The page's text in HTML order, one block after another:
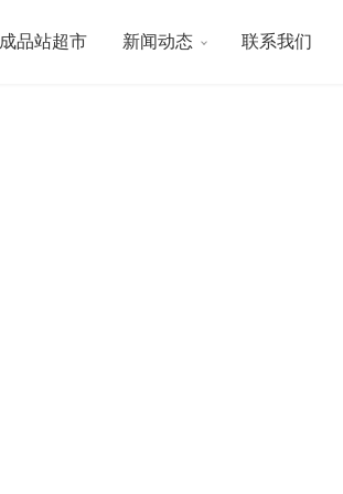
成品站超市 新闻动态 联系我们